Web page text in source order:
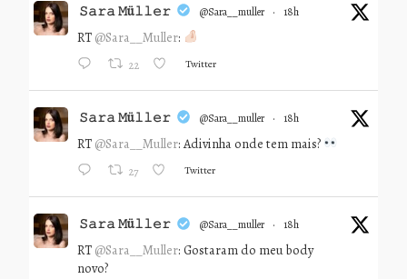
𝚂𝚊𝚛𝚊 𝙼ü𝚕𝚕𝚎𝚛 @sara__muller · 18h
RT @Sara__Muller:
22 Twitter
𝚂𝚊𝚛𝚊 𝙼ü𝚕𝚕𝚎𝚛 @sara__muller · 18h
RT @Sara__Muller: Adivinha onde tem mais?
27 Twitter
𝚂𝚊𝚛𝚊 𝙼ü𝚕𝚕𝚎𝚛 @sara__muller · 18h
RT @Sara__Muller: Gostaram do meu body
novo?